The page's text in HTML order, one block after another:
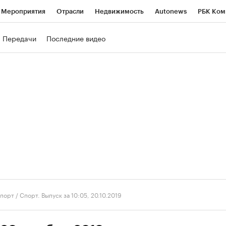
Мероприятия Отрасли Недвижимость Autonews РБК
Передачи Последние видео
/Спорт. Выпуск за 10:05, 20.10.2019